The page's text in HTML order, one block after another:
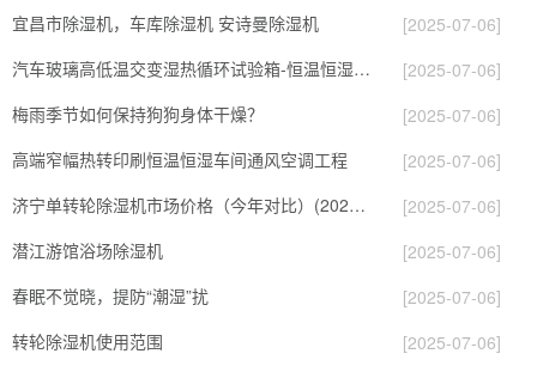
宜昌市除湿机，车库除湿机 安诗曼除湿机
[2025-07-06]
汽车玻璃高低温交变湿热循环试验箱-恒温恒湿试验箱
[2025-07-06]
梅雨季节如何保持狗狗身体干燥？
[2025-07-06]
高端窄幅热转印刷恒温恒湿车间通风空调工程
[2025-07-06]
济宁单转轮除湿机市场价格（今年对比）(2023更新成功)(今日／优选)
[2025-07-06]
潜江游馆浴场除湿机
[2025-07-06]
春眠不觉晓，提防“潮湿”扰
[2025-07-06]
转轮除湿机使用范围
[2025-07-06]